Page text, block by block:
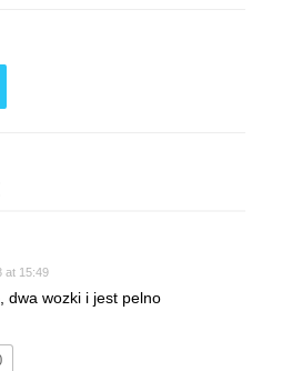
at 15:49
dwa wozki i jest pelno